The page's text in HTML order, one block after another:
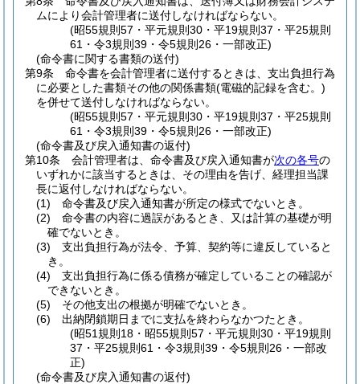
ムにより会計管理者に送付しなければならない。
(昭55規則57・平元規則30・平19規則37・平25規則
61・令3規則39・令5規則26・一部改正)
(命令書に関する書類の送付)
第9条
命令書を会計管理者に送付するときは、支出負担行為
に必要とした書類その他の関係書類(電磁的記録を含む。)
を併せて送付しなければならない。
(昭55規則57・平元規則30・平19規則37・平25規則
61・令3規則39・令5規則26・一部改正)
(命令書及び戻入通知書の返付)
第10条
会計管理者は、命令書及び戻入通知書が次の各号の
いずれかに該当するときは、その理由を告げ、経理担当課
長に返付しなければならない。
(1)
命令書及び戻入通知書が所定の様式でないとき。
(2)
命令書の内容に過誤があるとき、又は計算の基礎が明
確でないとき。
(3)
支出負担行為が法令、予算、契約等に違反していると
き。
(4)
支出負担行為に係る債務が確定していることの確認が
できないとき。
(5)
その他支出の根拠が明確でないとき。
(6)
出納閉鎖期日までに支払を終わらなかつたとき。
(昭51規則18・昭55規則57・平元規則30・平19規則
37・平25規則61・令3規則39・令5規則26・一部改
正)
(命令書及び戻入通知書の返付)